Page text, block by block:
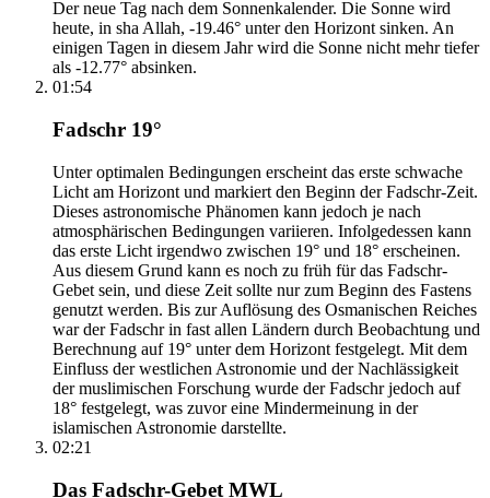
Der neue Tag nach dem Sonnenkalender. Die Sonne wird
heute, in sha Allah, -19.46° unter den Horizont sinken. An
einigen Tagen in diesem Jahr wird die Sonne nicht mehr tiefer
als -12.77° absinken.
01:54
Fadschr 19°
Unter optimalen Bedingungen erscheint das erste schwache
Licht am Horizont und markiert den Beginn der Fadschr-Zeit.
Dieses astronomische Phänomen kann jedoch je nach
atmosphärischen Bedingungen variieren. Infolgedessen kann
das erste Licht irgendwo zwischen 19° und 18° erscheinen.
Aus diesem Grund kann es noch zu früh für das Fadschr-
Gebet sein, und diese Zeit sollte nur zum Beginn des Fastens
genutzt werden. Bis zur Auflösung des Osmanischen Reiches
war der Fadschr in fast allen Ländern durch Beobachtung und
Berechnung auf 19° unter dem Horizont festgelegt. Mit dem
Einfluss der westlichen Astronomie und der Nachlässigkeit
der muslimischen Forschung wurde der Fadschr jedoch auf
18° festgelegt, was zuvor eine Mindermeinung in der
islamischen Astronomie darstellte.
02:21
Das Fadschr-Gebet MWL